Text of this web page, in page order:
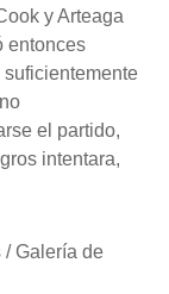
y Arteaga
entonces
el partido,
intentara,
/ Galería de